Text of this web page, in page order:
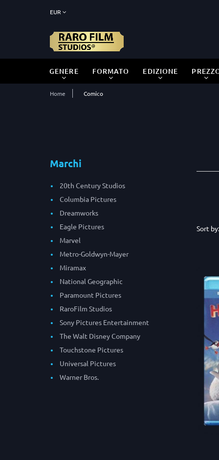
EUR
GENERE FORMATO EDIZIONE
Home Comico
Sort by:
Marchi
20th Century Studios
Columbia Pictures
Dreamworks
Eagle Pictures
Marvel
Metro-Goldwyn-Mayer
Miramax
National Geographic
Paramount Pictures
RaroFilm Studios
Sony Pictures Entertainment
The Walt Disney Company
Touchstone Pictures
Universal Pictures
Warner Bros.